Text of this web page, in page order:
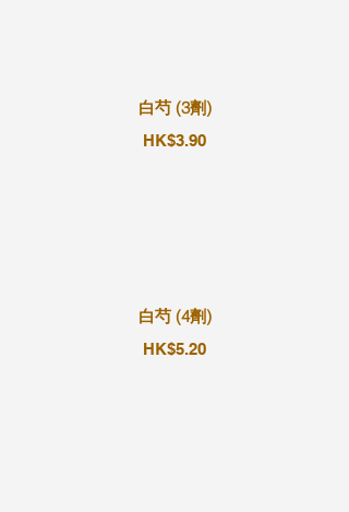
白芍 (3劑)
HK$3.90
白芍 (4劑)
HK$5.20